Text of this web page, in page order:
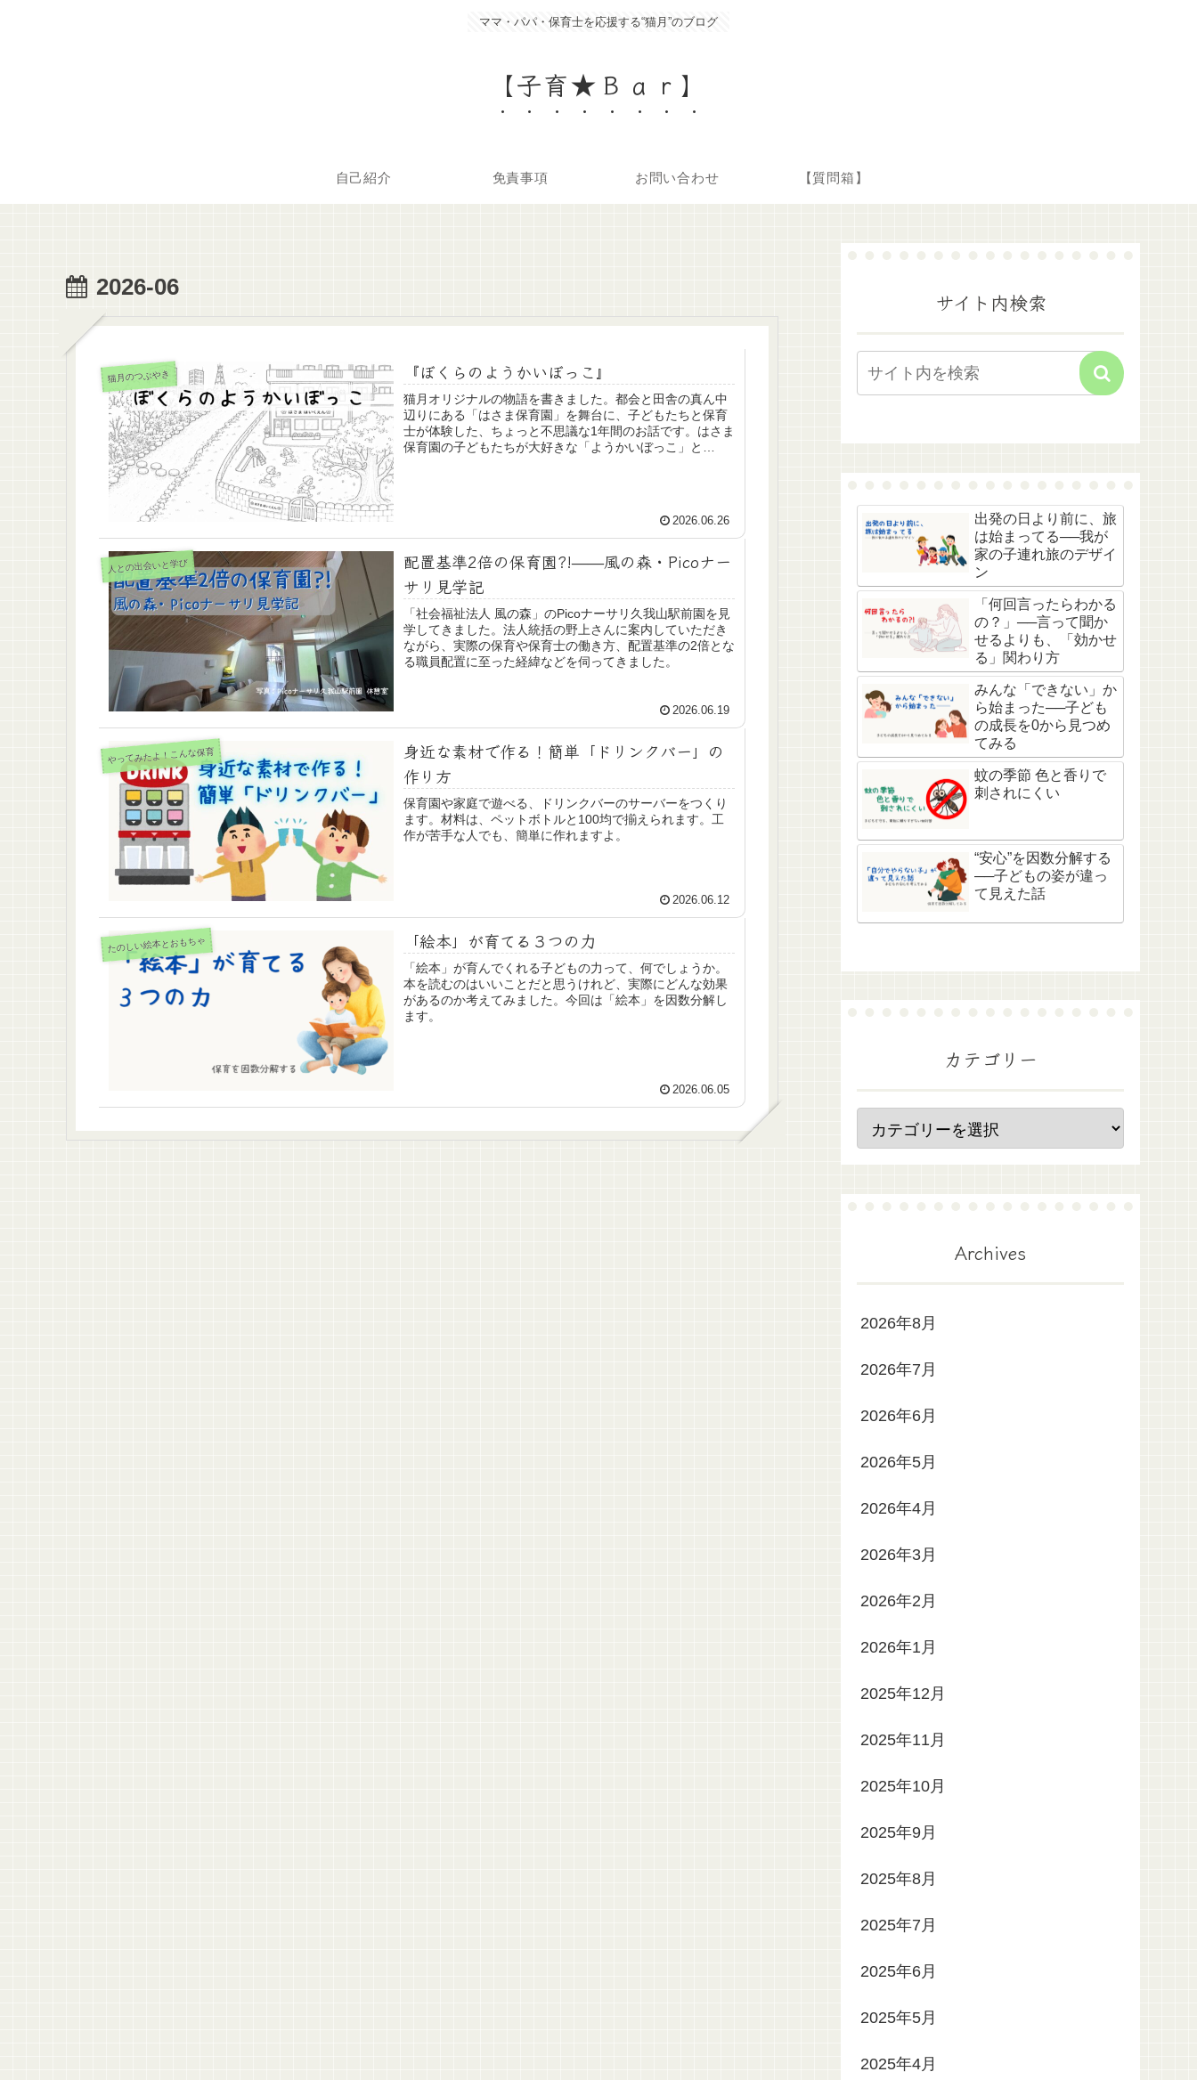
ママ・パパ・保育士を応援する“猫月”のブログ
【子育★Ｂａｒ】
自己紹介 免責事項 お問い合わせ 【質問箱】
2026-06
猫月のつぶやき 『ぼくらのようかいぼっこ』
猫月オリジナルの物語を書きました。都会と田舎の真ん中
辺りにある「はさま保育園」を舞台に、子どもたちと保育
士が体験した、ちょっと不思議な1年間のお話です。はさま
保育園の子どもたちが大好きな「ようかいぼっこ」と
2026.06.26
人との出会いと学び
配置基準2倍の保育園?!——風の森・Picoナー
サリ見学記
「社会福祉法人 風の森」のPicoナーサリ久我山駅前園を見
学してきました。法人統括の野上さんに案内していただき
ながら、実際の保育や保育士の働き方、配置基準の2倍とな
る職員配置に至った経緯などを伺ってきました。
2026.06.19
やってみたよ！こんな保育
身近な素材で作る！簡単「ドリンクバー」の
作り方
保育園や家庭で遊べる、ドリンクバーのサーバーをつくり
ます。材料は、ペットボトルと100均で揃えられます。工
作が苦手な人でも、簡単に作れますよ。
2026.06.12
たのしい絵本とおもちゃ 「絵本」が育てる３つの力
「絵本」が育んでくれる子どもの力って、何でしょうか。
本を読むのはいいことだと思うけれど、実際にどんな効果
があるのか考えてみました。今回は「絵本」を因数分解し
ます。
2026.06.05
サイト内検索
出発の日より前に、旅
は始まってる──我が
家の子連れ旅のデザイ
ン
「何回言ったらわかる
の？」──言って聞か
せるよりも、「効かせ
る」関わり方
みんな「できない」か
ら始まった──子ども
の成長を0から見つめ
てみる
蚊の季節 色と香りで
刺されにくい
“安心”を因数分解する
──子どもの姿が違っ
て見えた話
カテゴリー
Archives
2026年8月
2026年7月
2026年6月
2026年5月
2026年4月
2026年3月
2026年2月
2026年1月
2025年12月
2025年11月
2025年10月
2025年9月
2025年8月
2025年7月
2025年6月
2025年5月
2025年4月